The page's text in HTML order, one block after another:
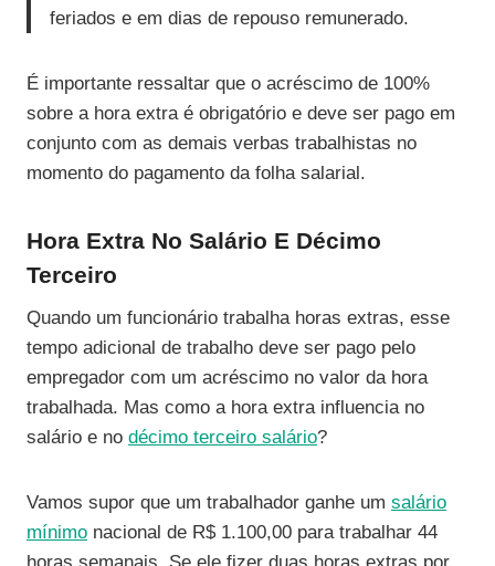
feriados e em dias de repouso remunerado.
É importante ressaltar que o acréscimo de 100%
sobre a hora extra é obrigatório e deve ser pago em
conjunto com as demais verbas trabalhistas no
momento do pagamento da folha salarial.
Hora Extra No Salário E Décimo
Terceiro
Quando um funcionário trabalha horas extras, esse
tempo adicional de trabalho deve ser pago pelo
empregador com um acréscimo no valor da hora
trabalhada. Mas como a hora extra influencia no
salário e no décimo terceiro salário?
Vamos supor que um trabalhador ganhe um salário
mínimo nacional de R$ 1.100,00 para trabalhar 44